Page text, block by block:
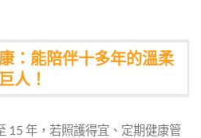
：能陪伴十多年的溫柔
巨人！
15 年，若照護得宜、定期健康管